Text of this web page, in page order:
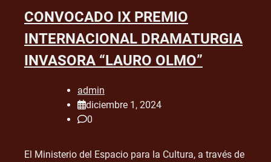
CONVOCADO IX PREMIO
INTERNACIONAL DRAMATURGIA
INVASORA “LAURO OLMO”
admin
diciembre 1, 2024
0
El Ministerio del Espacio para la Cultura, a través de